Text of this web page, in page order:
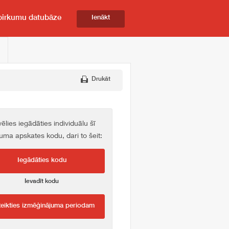
datubāze Ienākt
Drukāt
iegādāties individuālu šī
apskates kodu, dari to šeit:
Iegādāties kodu
Ievadīt kodu
izmēģinājuma periodam